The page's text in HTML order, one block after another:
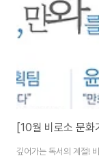
[10월 비로소 문
깊어가는 독서의 계절!